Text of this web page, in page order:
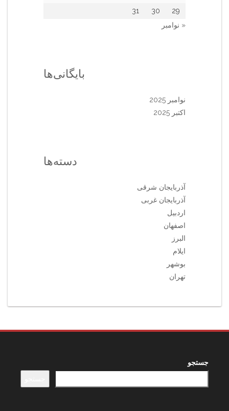
29
30
31
« نوامبر
بایگانی‌ها
نوامبر 2025
اکتبر 2025
دسته‌ها
آذربایجان شرقی
آذربایجان غربی
اردبیل
اصفهان
البرز
ایلام
بوشهر
تهران
جستجو